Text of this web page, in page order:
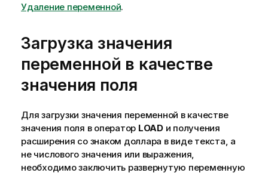
Удаление переменной.
Загрузка значения
переменной в качестве
значения поля
Для загрузки значения переменной в качестве
значения поля в оператор LOADи получения
расширения со знаком доллара в виде текста, а
не числового значения или выражения,
необходимо заключить развернутую переменную